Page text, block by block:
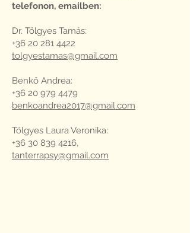
telefonon, emailben:
Dr. Tölgyes Tamás:
+36 20 281 4422
tolgyestamas@gmail.com
Benkő Andrea:
+36 20 979 4479
benkoandrea2017@gmail.com
Tölgyes Laura Veronika:
+36 30 839 4216,
tanterrapsy@gmail.com